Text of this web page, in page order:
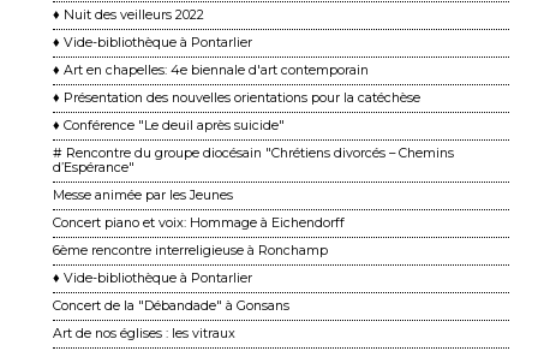
♦ Nuit des veilleurs 2022
♦ Vide-bibliothèque à Pontarlier
♦ Art en chapelles: 4e biennale d'art contemporain
♦ Présentation des nouvelles orientations pour la catéchèse
♦ Conférence "Le deuil après suicide"
# Rencontre du groupe diocésain "Chrétiens divorcés – Chemins
d’Espérance"
Messe animée par les Jeunes
Concert piano et voix: Hommage à Eichendorff
6ème rencontre interreligieuse à Ronchamp
♦ Vide-bibliothèque à Pontarlier
Concert de la "Débandade" à Gonsans
Art de nos églises : les vitraux